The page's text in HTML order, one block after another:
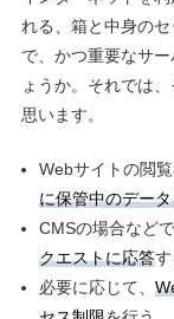
れる、箱と中身の
で、かつ重要なサ
ょうか。それでは
思います。
Webサイトの閲
に保管中のデー
CMSの場合など
クエストに応答す
必要に応じて、